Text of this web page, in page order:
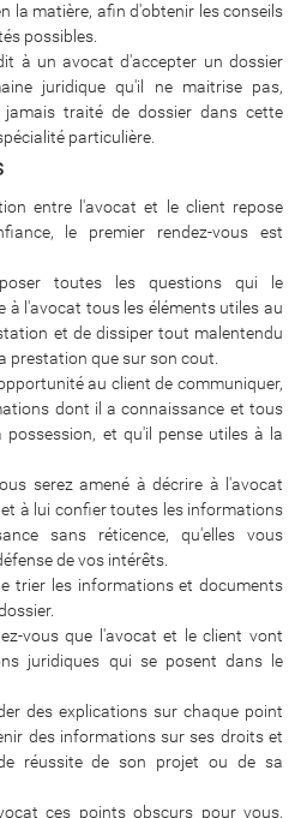
la matière, afin d'obtenir les conseils
possibles.
à un avocat d'accepter un dossier
juridique qu'il ne maitrise pas,
traité de dossier dans cette
particulière.
entre l'avocat et le client repose
le premier rendez-vous est
toutes les questions qui le
à l'avocat tous les éléments utiles au
et de dissiper tout malentendu
prestation que sur son cout.
au client de communiquer,
dont il a connaissance et tous
possession, et qu'il pense utiles à la
serez amené à décrire à l'avocat
à lui confier toutes les informations
sans réticence, qu'elles vous
de vos intérêts.
trier les informations et documents
vous que l'avocat et le client vont
juridiques qui se posent dans le
des explications sur chaque point
des informations sur ses droits et
réussite de son projet ou de sa
ces points obscurs pour vous,